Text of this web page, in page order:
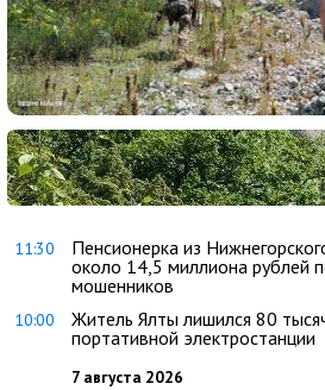
11:30
Пенсионерка из
около 14,5 миллиона рублей
мошенников
10:00
Житель Ялты лишился 80
портативной электростанции
7 августа 2026